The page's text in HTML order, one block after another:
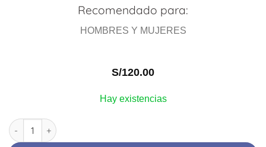
Recomendado para:
HOMBRES Y MUJERES
S/120.00
Hay existencias
PRIMOTECH | Primobolan | 10 ml Vial | OMNITECH